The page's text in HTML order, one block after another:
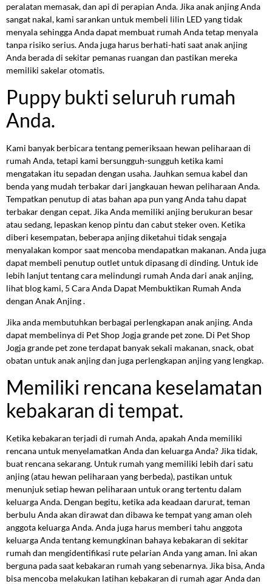
peralatan memasak, dan api di perapian Anda. Jika anak anjing Anda
sangat nakal, kami sarankan untuk membeli lilin LED yang tidak
menyala sehingga Anda dapat membuat rumah Anda tetap menyala
tanpa risiko serius. Anda juga harus berhati-hati saat anak anjing
Anda berada di sekitar pemanas ruangan dan pastikan mereka
memiliki sakelar otomatis.
Puppy bukti seluruh rumah
Anda.
Kami banyak berbicara tentang pemeriksaan hewan peliharaan di
rumah Anda, tetapi kami bersungguh-sungguh ketika kami
mengatakan itu sepadan dengan usaha. Jauhkan semua kabel dan
benda yang mudah terbakar dari jangkauan hewan peliharaan Anda.
Tempatkan penutup di atas bahan apa pun yang Anda tahu dapat
terbakar dengan cepat. Jika Anda memiliki anjing berukuran besar
atau sedang, lepaskan kenop pintu dan cabut steker oven. Ketika
diberi kesempatan, beberapa anjing diketahui tidak sengaja
menyalakan kompor saat mencoba mendapatkan makanan. Anda juga
dapat membeli penutup outlet untuk dipasang di dinding. Untuk ide
lebih lanjut tentang cara melindungi rumah Anda dari anak anjing,
lihat blog kami, 5 Cara Anda Dapat Membuktikan Rumah Anda
dengan Anak Anjing .
Jika anda membutuhkan berbagai perlengkapan anak anjing. Anda
dapat membelinya di Pet Shop Jogja grande pet zone. Di Pet Shop
Jogja grande pet zone terdapat banyak sekali makanan, snack, obat
obatan untuk anak anjing dan juga perlengkapan anjing yang lengkap.
Memiliki rencana keselamatan
kebakaran di tempat.
Ketika kebakaran terjadi di rumah Anda, apakah Anda memiliki
rencana untuk menyelamatkan Anda dan keluarga Anda? Jika tidak,
buat rencana sekarang. Untuk rumah yang memiliki lebih dari satu
anjing (atau hewan peliharaan yang berbeda), pastikan untuk
menunjuk setiap hewan peliharaan untuk orang tertentu dalam
keluarga Anda. Dengan begitu, ketika ada keadaan darurat, teman
berbulu Anda akan dirawat dan dibawa ke tempat yang aman oleh
anggota keluarga Anda. Anda juga harus memberi tahu anggota
keluarga Anda tentang kemungkinan bahaya kebakaran di sekitar
rumah dan mengidentifikasi rute pelarian Anda yang aman. Ini akan
berguna pada saat kebakaran rumah yang sebenarnya. Jika bisa, Anda
bisa mencoba melakukan latihan kebakaran di rumah agar Anda dan